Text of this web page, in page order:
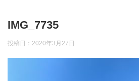
IMG_7735
投稿日： 2020年3月27日